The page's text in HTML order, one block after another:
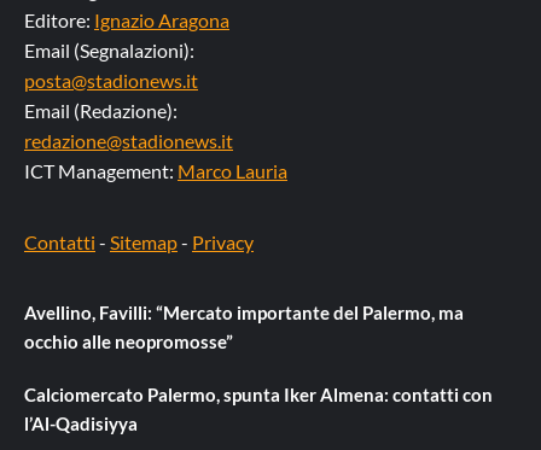
Editore: Ignazio Aragona
Email (Segnalazioni):
posta@stadionews.it
Email (Redazione):
redazione@stadionews.it
ICT Management: Marco Lauria
Contatti - Sitemap- Privacy
Avellino, Favilli: “Mercato importante del Palermo, ma
occhio alle neopromosse”
Calciomercato Palermo, spunta Iker Almena: contatti con
l’Al-Qadisiyya